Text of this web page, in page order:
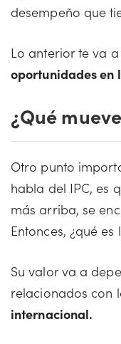
desempeño que
Lo anterior te va
oportunidades en
¿Qué
Otro punto
habla del IPC, es
más arriba, se
Entonces, ¿qué
Su valor va a
relacionados con
internacional.